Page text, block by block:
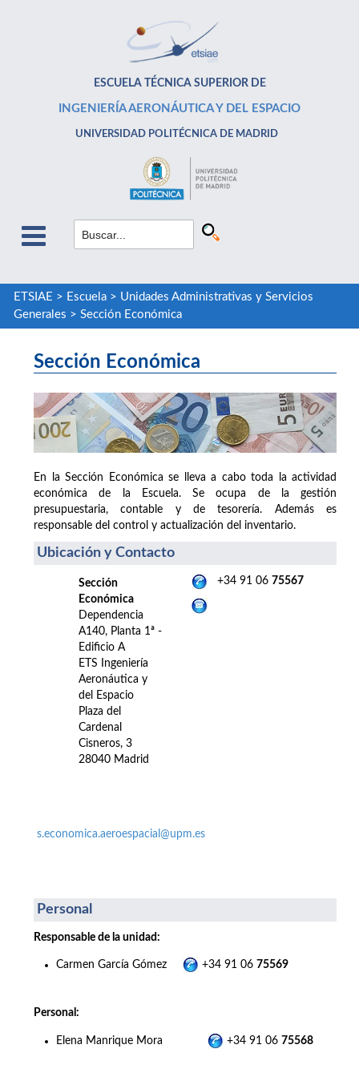
ESCUELA TÉCNICA SUPERIOR DE
INGENIERÍA AERONÁUTICA Y DEL ESPACIO
UNIVERSIDAD POLITÉCNICA DE MADRID
ETSIAE > Escuela> Unidades Administrativas y Servicios
Generales > Sección Económica
Sección Económica
En la Sección Económica se lleva a cabo toda la actividad
económica de la Escuela. Se ocupa de la gestión
presupuestaria, contable y de tesorería. Además es
responsable del control y actualización del inventario.
Ubicación y Contacto
Sección
Económica
Dependencia
A140, Planta 1ª -
Edificio A
ETS Ingeniería
Aeronáutica y
del Espacio
Plaza del
Cardenal
Cisneros, 3
28040 Madrid
+34 91 06 75567
s.economica.aeroespacial@upm.es
Personal
Responsable de la unidad:
Carmen García Gómez +34 91 06 75569
Personal:
Elena Manrique Mora +34 91 06 75568